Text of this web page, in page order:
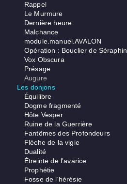
Rappel
Le Murmure
Dernière heure
Malchance
module.manuel.AVALON
Opération : Bouclier de Séraphin
Vox Obscura
Présage
Augure
Les donjons
Équilibre
Dogme fragmenté
Hôte Vesper
Ruine de la Guerrière
Fantômes des Profondeurs
Flèche de la vigie
Dualité
Étreinte de l'avarice
Prophétie
Fosse de l'hérésie